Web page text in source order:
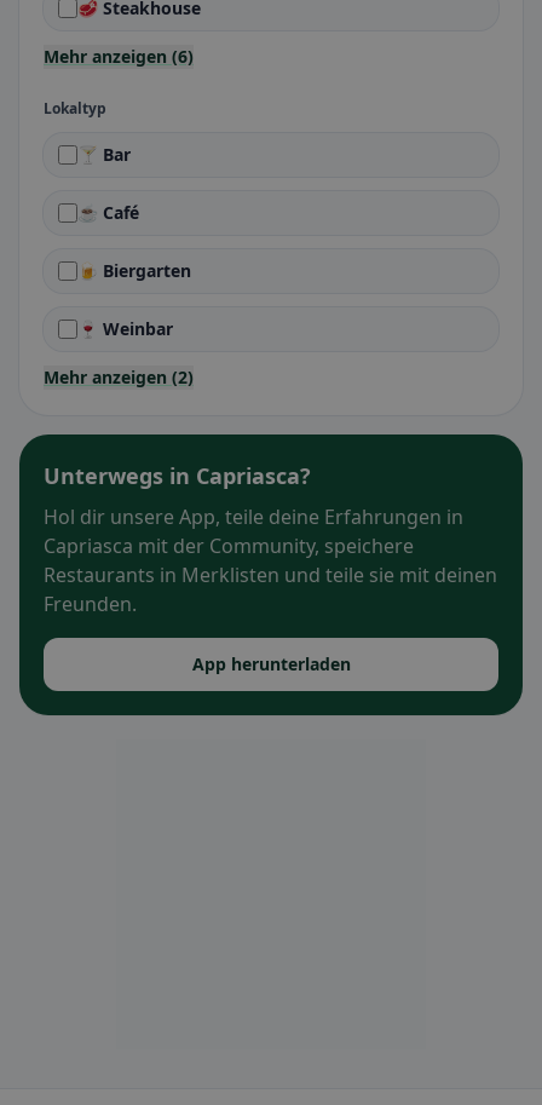
🥩 Steakhouse
Mehr anzeigen (6)
Lokaltyp
🍸 Bar
☕ Café
🍺 Biergarten
🍷 Weinbar
Mehr anzeigen (2)
Unterwegs in Capriasca?
Hol dir unsere App, teile deine Erfahrungen in
Capriasca mit der Community, speichere
Restaurants in Merklisten und teile sie mit deinen
Freunden.
App herunterladen